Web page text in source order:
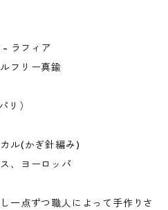
- ラフィア
フリー真鍮
リ）
ル(かぎ針編み)
、ヨーロッパ
一点ずつ職人によって手作りさ